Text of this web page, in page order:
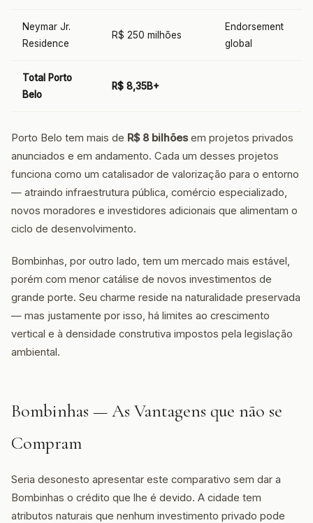
Neymar Jr.
Residence
R$ 250 milhões
Endorsement
global
Total Porto
Belo
R$ 8,35B+
Porto Belo tem mais de R$ 8 bilhõesem projetos privados
anunciados e em andamento. Cada um desses projetos
funciona como um catalisador de valorização para o entorno
— atraindo infraestrutura pública, comércio especializado,
novos moradores e investidores adicionais que alimentam o
ciclo de desenvolvimento.
Bombinhas, por outro lado, tem um mercado mais estável,
porém com menor catálise de novos investimentos de
grande porte. Seu charme reside na naturalidade preservada
— mas justamente por isso, há limites ao crescimento
vertical e à densidade construtiva impostos pela legislação
ambiental.
Bombinhas — As Vantagens que não se
Compram
Seria desonesto apresentar este comparativo sem dar a
Bombinhas o crédito que lhe é devido. A cidade tem
atributos naturais que nenhum investimento privado pode